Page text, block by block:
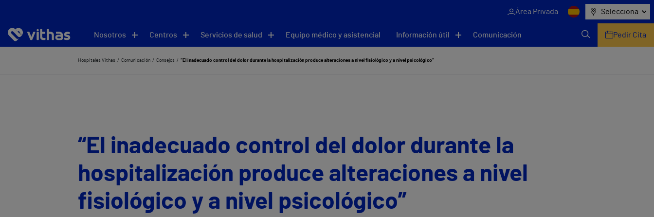
Área Privada Selecciona
Nosotros Centros Servicios de salud Equipo médico y asistencial Información útil Comunicación Pedir Cita
Hospitales Vithas Comunicación Consejos “El inadecuado control del dolor durante la hospitalización produce alteraciones a nivel fisiológico y a nivel psicológico”
“El inadecuado control del dolor durante la
hospitalización produce alteraciones a nivel
fisiológico y a nivel psicológico”